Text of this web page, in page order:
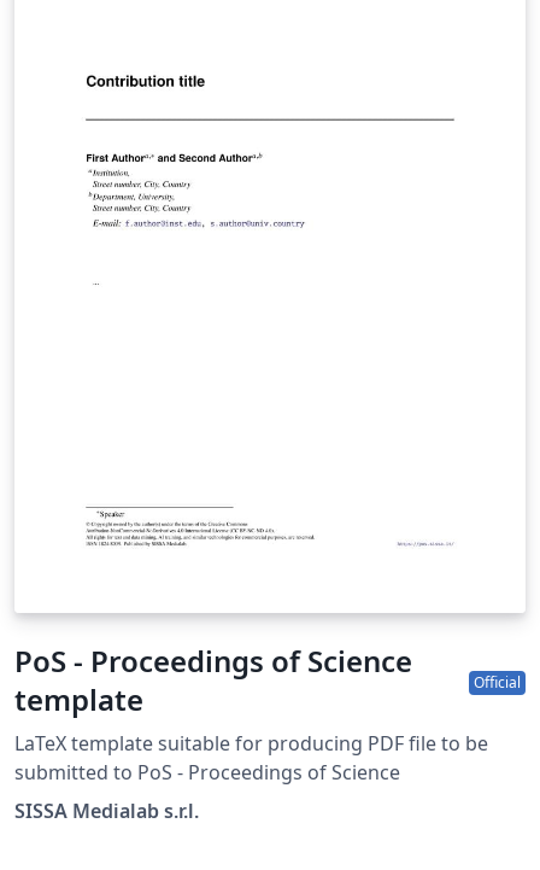
PoS - Proceedings of Science
template
Official
LaTeX template suitable for producing PDF file to be
submitted to PoS - Proceedings of Science
SISSA Medialab s.r.l.